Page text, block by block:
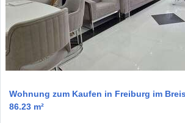
Wohnung zum Kaufen in Freiburg im
86.23 m²